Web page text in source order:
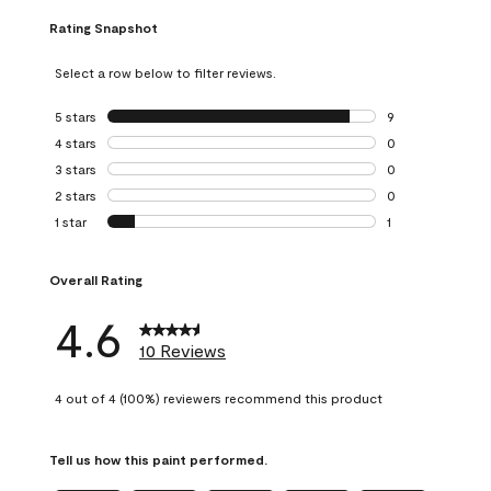
Rating Snapshot
Select a row below to filter reviews.
5 stars stars
9
9 reviews with 5
4 stars stars
0
0 reviews with 4
3 stars stars
0
0 reviews with 3
2 stars stars
0
0 reviews with 2
1 star stars
1
Overall Rating
4.6 10 Reviews
4 out of 4 (100%) reviewers recommend this product
Tell us how this paint performed.